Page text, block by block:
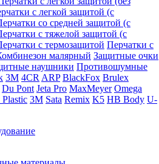
с легкой защитой (с
со средней защитой (с
с тяжелой защитой (с
с термозащитой Перчатки с
малярный Защитные очки
наушники Противошумные
3M 4CR ARP BlackFox Brulex
Du Pont Jeta Pro MaxMeyer Omega
3M Sata Remix K5 HB Body U-